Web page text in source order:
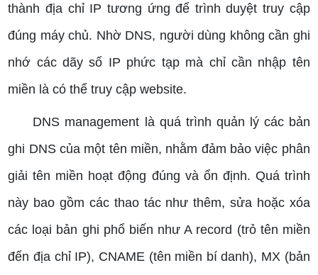
thành địa chỉ IP tương ứng để trình duyệt truy cập
đúng máy chủ. Nhờ DNS, người dùng không cần ghi
nhớ các dãy số IP phức tạp mà chỉ cần nhập tên
miền là có thể truy cập website.
DNS management là quá trình quản lý các bản
ghi DNS của một tên miền, nhằm đảm bảo việc phân
giải tên miền hoạt động đúng và ổn định. Quá trình
này bao gồm các thao tác như thêm, sửa hoặc xóa
các loại bản ghi phổ biến như A record (trỏ tên miền
đến địa chỉ IP), CNAME (tên miền bí danh), MX (bản